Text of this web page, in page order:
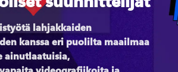
lahjakkaiden
kanssa eri puolilta maailmaa
ainutlaatuisia,